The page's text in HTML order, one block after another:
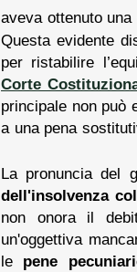
aveva ottenuto una
Questa evidente
per ristabilire
Corte
principale non può
a una pena
La pronuncia del
dell'insolvenza
non onora il
un'oggettiva
le pene